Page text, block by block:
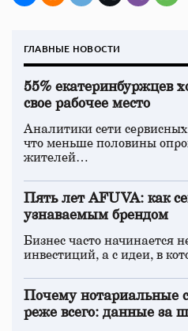
ГЛАВНЫЕ НОВОСТИ
55% екатеринбуржцев
свое рабочее место
Аналитики сети
что меньше половины
жителей…
Пять лет AFUVA: как
узнаваемым брендом
Бизнес часто начинается
инвестиций, а с идеи, в
Почему нотариальные
реже всего: данные за